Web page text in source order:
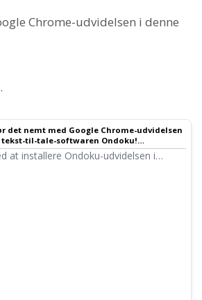
Chrome-udvidelsen i denne
det nemt med Google Chrome-udvidelsen
til-tale-softwaren Ondoku!
og brug | Tekst-til-tale-software
at installere Ondoku-udvidelsen i